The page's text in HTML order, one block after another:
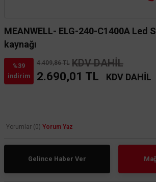
MEANWELL- ELG-240-C1400A Led
kaynağı
%39
indirim
4.409,86 TL KDV DAHİL
2.690,01 TL KDV DAHİL
Yorumlar (0) Yorum Yaz
Gelince Haber Ver